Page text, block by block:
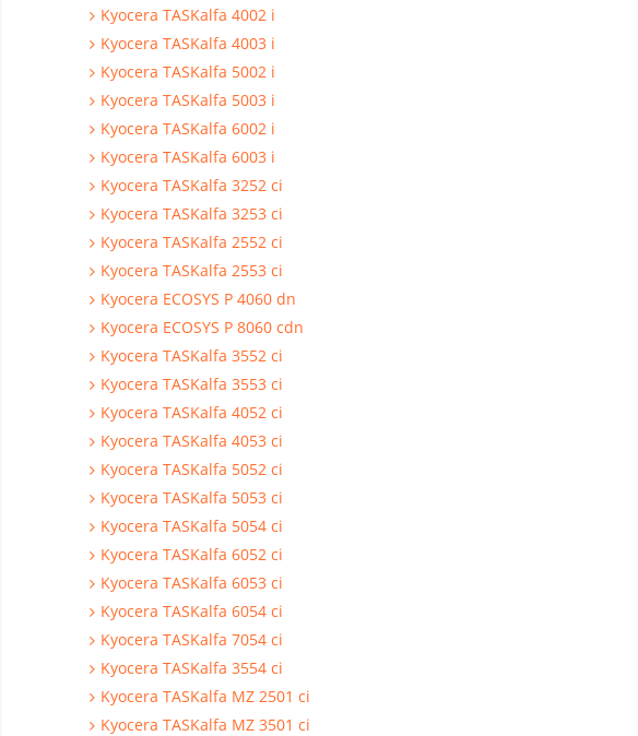
Kyocera TASKalfa 4002 i
Kyocera TASKalfa 4003 i
Kyocera TASKalfa 5002 i
Kyocera TASKalfa 5003 i
Kyocera TASKalfa 6002 i
Kyocera TASKalfa 6003 i
Kyocera TASKalfa 3252 ci
Kyocera TASKalfa 3253 ci
Kyocera TASKalfa 2552 ci
Kyocera TASKalfa 2553 ci
Kyocera ECOSYS P 4060 dn
Kyocera ECOSYS P 8060 cdn
Kyocera TASKalfa 3552 ci
Kyocera TASKalfa 3553 ci
Kyocera TASKalfa 4052 ci
Kyocera TASKalfa 4053 ci
Kyocera TASKalfa 5052 ci
Kyocera TASKalfa 5053 ci
Kyocera TASKalfa 5054 ci
Kyocera TASKalfa 6052 ci
Kyocera TASKalfa 6053 ci
Kyocera TASKalfa 6054 ci
Kyocera TASKalfa 7054 ci
Kyocera TASKalfa 3554 ci
Kyocera TASKalfa MZ 2501 ci
Kyocera TASKalfa MZ 3501 ci